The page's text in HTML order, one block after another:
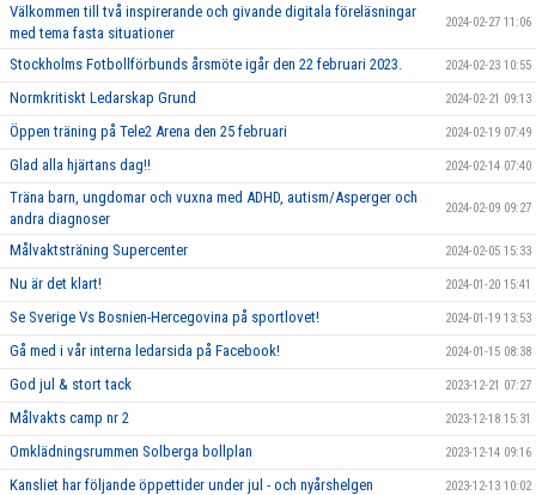
Välkommen till två inspirerande och givande digitala föreläsningar
med tema fasta situationer
2024-02-27 11:06
Stockholms Fotbollförbunds årsmöte igår den 22 februari 2023. 2024-02-23 10:55
Normkritiskt Ledarskap Grund 2024-02-21 09:13
Öppen träning på Tele2 Arena den 25 februari 2024-02-19 07:49
Glad alla hjärtans dag!! 2024-02-14 07:40
Träna barn, ungdomar och vuxna med ADHD, autism/Asperger och
andra diagnoser
2024-02-09 09:27
Målvaktsträning Supercenter 2024-02-05 15:33
Nu är det klart! 2024-01-20 15:41
Se Sverige Vs Bosnien-Hercegovina på sportlovet! 2024-01-19 13:53
Gå med i vår interna ledarsida på Facebook! 2024-01-15 08:38
God jul & stort tack 2023-12-21 07:27
Målvakts camp nr 2 2023-12-18 15:31
Omklädningsrummen Solberga bollplan 2023-12-14 09:16
Kansliet har följande öppettider under jul - och nyårshelgen 2023-12-13 10:02